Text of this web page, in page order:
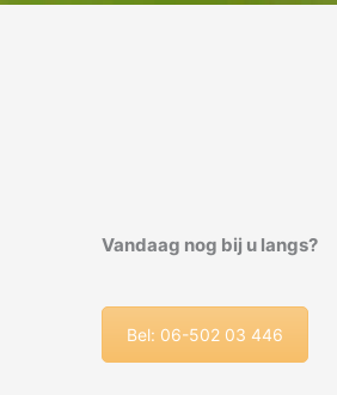
Vandaag nog bij u langs?
Bel: 06-502 03 446